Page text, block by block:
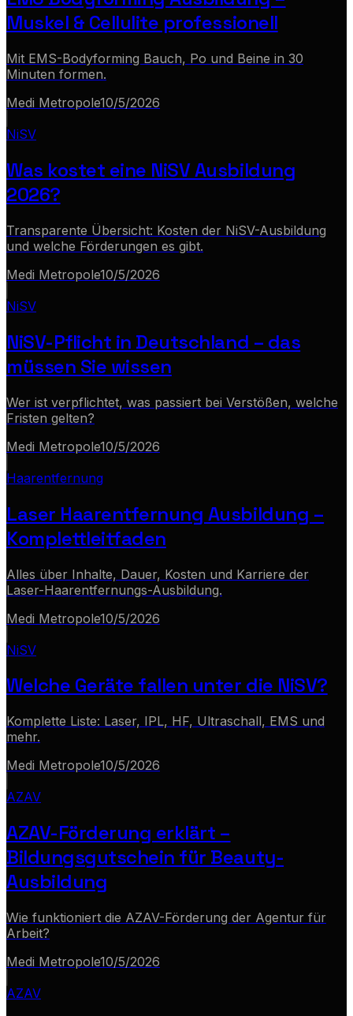
Muskel & Cellulite professionell
Mit EMS-Bodyforming Bauch, Po und Beine in 30
Minuten formen.
Medi Metropole10/5/2026
NiSV
Was kostet eine NiSV Ausbildung
2026?
Transparente Übersicht: Kosten der NiSV-Ausbildung
und welche Förderungen es gibt.
Medi Metropole10/5/2026
NiSV
NiSV-Pflicht in Deutschland – das
müssen Sie wissen
Wer ist verpflichtet, was passiert bei Verstößen, welche
Fristen gelten?
Medi Metropole10/5/2026
Haarentfernung
Laser Haarentfernung Ausbildung –
Komplettleitfaden
Alles über Inhalte, Dauer, Kosten und Karriere der
Laser-Haarentfernungs-Ausbildung.
Medi Metropole10/5/2026
NiSV
Welche Geräte fallen unter die NiSV?
Komplette Liste: Laser, IPL, HF, Ultraschall, EMS und
mehr.
Medi Metropole10/5/2026
AZAV
AZAV-Förderung erklärt –
Bildungsgutschein für Beauty-
Ausbildung
Wie funktioniert die AZAV-Förderung der Agentur für
Arbeit?
Medi Metropole10/5/2026
AZAV